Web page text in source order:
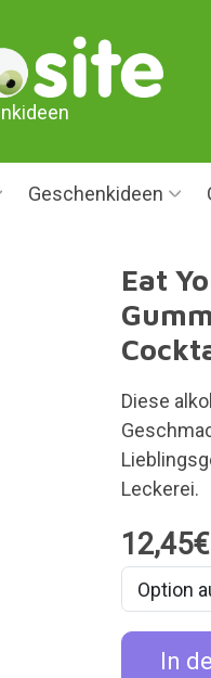
Geschenkideen
Eat
Diese
Leckerei.
12,45€
In